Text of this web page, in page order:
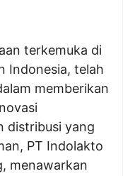
terkemuka di
Indonesia, telah
memberikan
distribusi yang
PT Indolakto
menawarkan